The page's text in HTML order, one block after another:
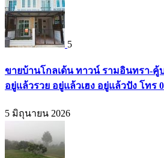
5
ขายบ้านโกลเด้น ทาวน์ รามอินทรา-
อยู่แล้วรวย อยู่แล้วเฮง อยู่แล้วปัง โทร
5 มิถุนายน 2026